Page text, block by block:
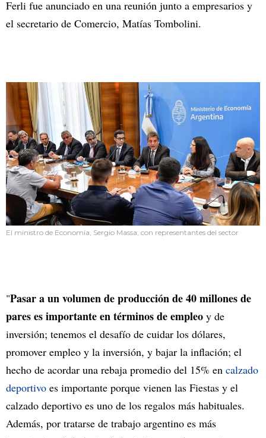
Ferli fue anunciado en una reunión junto a empresarios y
el secretario de Comercio, Matías Tombolini.
El ministro de Economía, Sergio Massa, con representantes del sector
"Pasar a un volumen de producción de 40 millones de
pares es importante en términos de empleo y de
inversión; tenemos el desafío de cuidar los dólares,
promover empleo y la inversión, y bajar la inflación; el
hecho de acordar una rebaja promedio del 15% en calzado
deportivo es importante porque vienen las Fiestas y el
calzado deportivo es uno de los regalos más habituales.
Además, por tratarse de trabajo argentino es más